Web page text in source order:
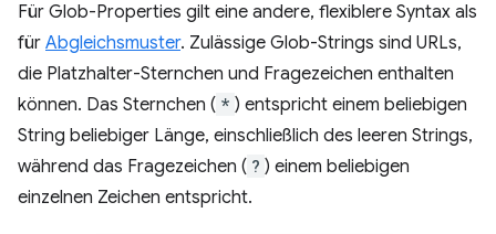
Für Glob-Properties gilt eine andere, flexiblere Syntax als
für Abgleichsmuster. Zulässige Glob-Strings sind URLs,
die Platzhalter-Sternchen und Fragezeichen enthalten
können. Das Sternchen ( * ) entspricht einem beliebigen
String beliebiger Länge, einschließlich des leeren Strings,
während das Fragezeichen ( ? ) einem beliebigen
einzelnen Zeichen entspricht.